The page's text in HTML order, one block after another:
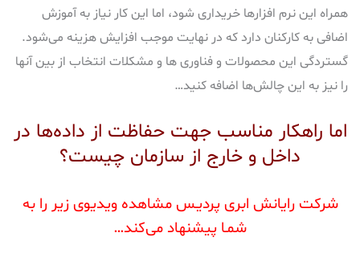
همراه این نرم افزارها خریداری شود، اما این کار نیاز به آموزش
اضافی به کارکنان دارد که در نهایت موجب افزایش هزینه می‌شود.
گستردگی این محصولات و فناوری ها و مشکلات انتخاب از بین آنها
را نیز به این چالش‌ها اضافه کنید…
اما راهکار مناسب جهت حفاظت از داده‌ها در
داخل و خارج از سازمان چیست؟
شرکت رایانش ابری پردیـس مشاهده ویدیوی زیر را به
شمـا پیشنهاد می‌کند…